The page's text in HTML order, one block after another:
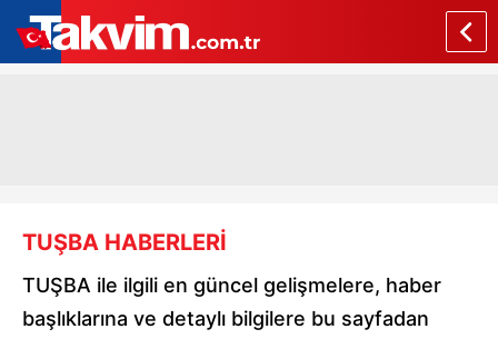
TUŞBA HABERLERİ
TUŞBA ile ilgili en güncel gelişmelere, haber
başlıklarına ve detaylı bilgilere bu sayfadan